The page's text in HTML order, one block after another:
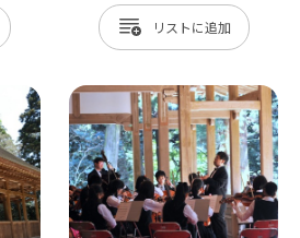
リスト